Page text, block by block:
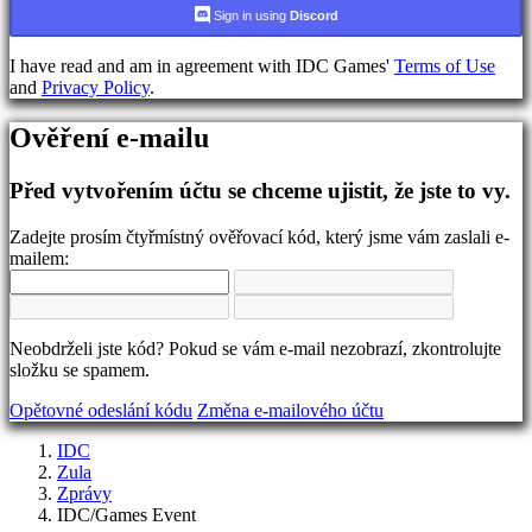
BS
CS
DA
DE
EN
ES
FR
HR
NL
NO
PT
RO
Sign in using Discord
I have read and am in agreement with IDC Games' Terms of Use
and Privacy Policy.
Ověření e-mailu
Před vytvořením účtu se chceme ujistit, že jste to vy.
Zadejte prosím čtyřmístný ověřovací kód, který jsme vám zaslali e-
mailem:
Neobdrželi jste kód? Pokud se vám e-mail nezobrazí, zkontrolujte
složku se spamem.
Opětovné odeslání kódu Změna e-mailového účtu
IDC
Zula
Zprávy
IDC/Games Event